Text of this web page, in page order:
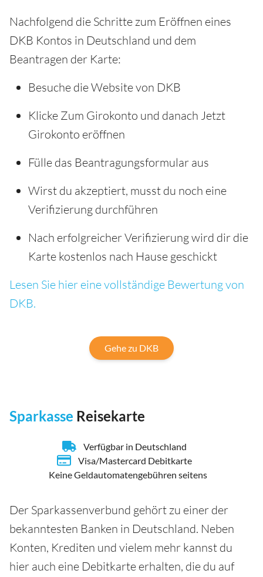
Nachfolgend die Schritte zum Eröffnen eines
DKB Kontos in Deutschland und dem
Beantragen der Karte:
Besuche die Website von DKB
Klicke Zum Girokonto und danach Jetzt
Girokonto eröffnen
Fülle das Beantragungsformular aus
Wirst du akzeptiert, musst du noch eine
Verifizierung durchführen
Nach erfolgreicher Verifizierung wird dir die
Karte kostenlos nach Hause geschickt
Lesen Sie hier eine vollständige Bewertung von
DKB.
Gehe zu DKB
Sparkasse Reisekarte
Verfügbar in Deutschland
Visa/Mastercard Debitkarte
Keine Geldautomatengebühren seitens
Der Sparkassenverbund gehört zu einer der
bekanntesten Banken in Deutschland. Neben
Konten, Krediten und vielem mehr kannst du
hier auch eine Debitkarte erhalten, die du auf